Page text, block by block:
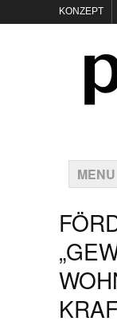
KONZEPT
KONTAKT
MENU